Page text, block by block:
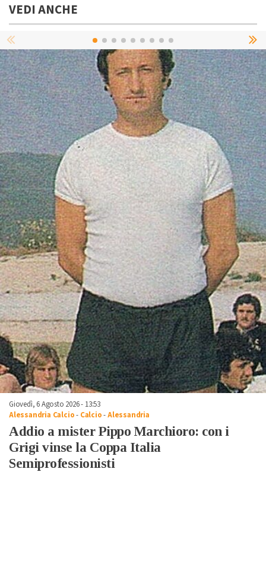
VEDI ANCHE
Giovedì, 6 Agosto 2026 - 13:53
Alessandria Calcio- Calcio-Alessandria
Addio a mister Pippo Marchioro: con i
Grigi vinse la Coppa Italia
Semiprofessionisti